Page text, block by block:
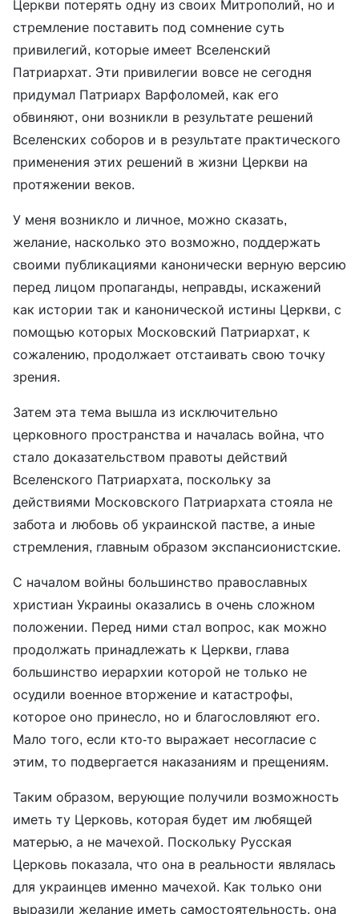
Церкви потерять одну из своих Митрополий, но и
стремление поставить под сомнение суть
привилегий, которые имеет Вселенский
Патриархат. Эти привилегии вовсе не сегодня
придумал Патриарх Варфоломей, как его
обвиняют, они возникли в результате решений
Вселенских соборов и в результате практического
применения этих решений в жизни Церкви на
протяжении веков.
У меня возникло и личное, можно сказать,
желание, насколько это возможно, поддержать
своими публикациями канонически верную версию
перед лицом пропаганды, неправды, искажений
как истории так и канонической истины Церкви, с
помощью которых Московский Патриархат, к
сожалению, продолжает отстаивать свою точку
зрения.
Затем эта тема вышла из исключительно
церковного пространства и началась война, что
стало доказательством правоты действий
Вселенского Патриархата, поскольку за
действиями Московского Патриархата стояла не
забота и любовь об украинской пастве, а иные
стремления, главным образом экспансионистские.
С началом войны большинство православных
христиан Украины оказались в очень сложном
положении. Перед ними стал вопрос, как можно
продолжать принадлежать к Церкви, глава
большинство иерархии которой не только не
осудили военное вторжение и катастрофы,
которое оно принесло, но и благословляют его.
Мало того, если кто-то выражает несогласие с
этим, то подвергается наказаниям и прещениям.
Таким образом, верующие получили возможность
иметь ту Церковь, которая будет им любящей
матерью, а не мачехой. Поскольку Русская
Церковь показала, что она в реальности являлась
для украинцев именно мачехой. Как только они
выразили желание иметь самостоятельность, она